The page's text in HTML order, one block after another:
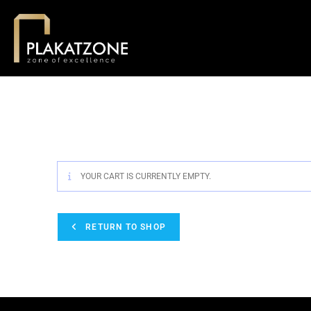
YOUR CART IS CURRENTLY EMPTY.
RETURN TO SHOP